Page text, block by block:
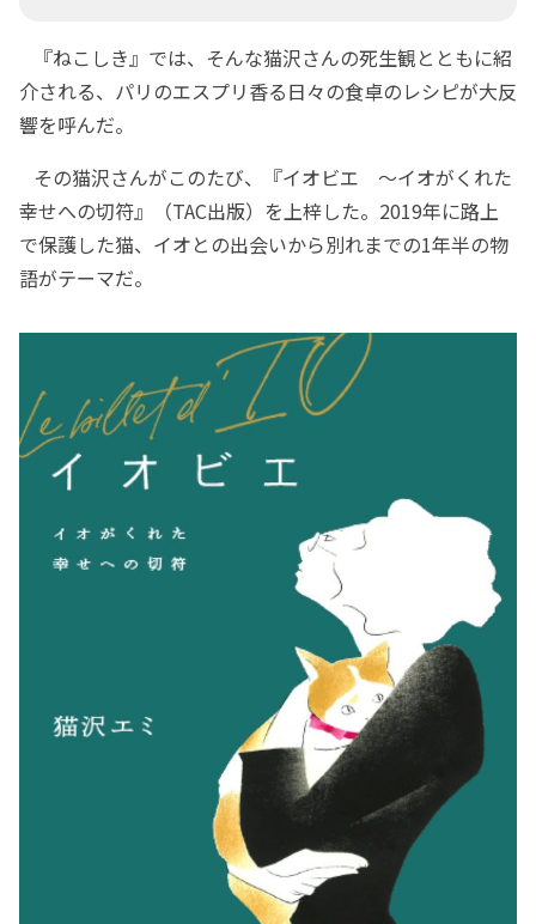
『ねこしき』では、そんな猫沢さんの死生観とともに紹
介される、パリのエスプリ香る日々の食卓のレシピが大反
響を呼んだ。
その猫沢さんがこのたび、『イオビエ ～イオがくれた
幸せへの切符』（TAC出版）を上梓した。2019年に路上
で保護した猫、イオとの出会いから別れまでの1年半の物
語がテーマだ。